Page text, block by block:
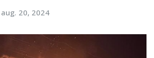
aug. 20, 2024